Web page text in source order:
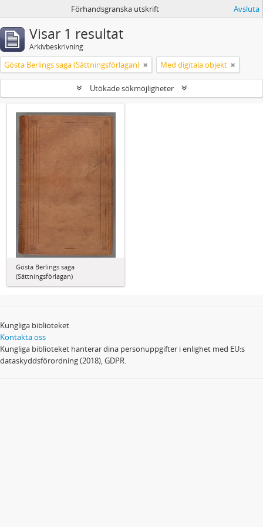
Förhandsgranska utskrift Avsluta
Visar 1 resultat
Arkivbeskrivning
Gösta Berlings saga (Sättningsförlagan) Med digitala objekt
Utökade sökmöjligheter
Gösta Berlings saga
(Sättningsförlagan)
Kungliga biblioteket
Kontakta oss
Kungliga biblioteket hanterar dina personuppgifter i enlighet med EU:s
dataskyddsförordning (2018), GDPR.